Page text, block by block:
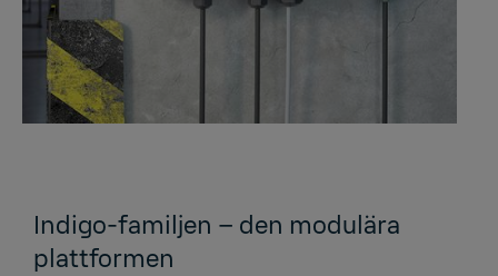
Indigo-familjen – den modulära
plattformen